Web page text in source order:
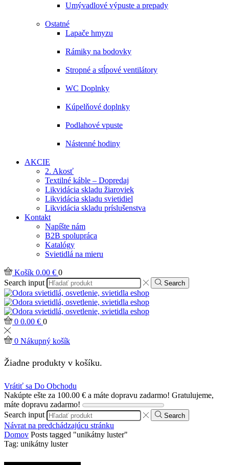
Umývadlové výpuste a prepady
Ostatné
Lapače hmyzu
Rámiky na bodovky
Stropné a stĺpové ventilátory
WC Doplnky
Kúpelňové doplnky
Podlahové vpuste
Nástenné hodiny
AKCIE
2. Akosť
Textilné káble – Dopredaj
Likvidácia skladu žiaroviek
Likvidácia skladu svietidiel
Likvidácia skladu príslušenstva
Kontakt
Napíšte nám
B2B spolupráca
Katalógy
Svietidlá na mieru
Košík 0.00 € 0
Search input
Search
0 0.00 € 0
0 Nákupný košík
Žiadne produkty v košíku.
Vrátiť sa Do Obchodu
Nakúpte ešte za 100.00 € a máte dopravu zadarmo! Gratulujeme,
máte dopravu zadarmo!
Search input
Search
Návrat na predchádzajúcu stránku
Domov Posts tagged "unikátny luster"
Tag: unikátny luster